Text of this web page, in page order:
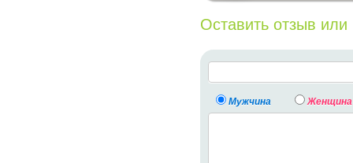
Оставить отзыв
Мужчина Женщина